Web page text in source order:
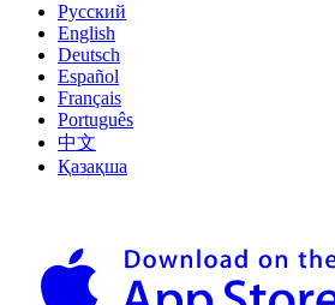
Русский
English
Deutsch
Español
Français
Português
中文
Қазақша